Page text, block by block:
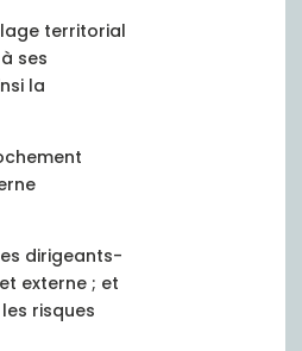
territorial
ses
la
dirigeants-
externe ; et
risques